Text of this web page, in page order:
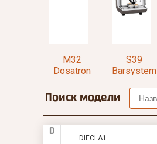
M32
Dosatron
S39
Barsystem
CP10
Поиск модели
D
DIECI A1